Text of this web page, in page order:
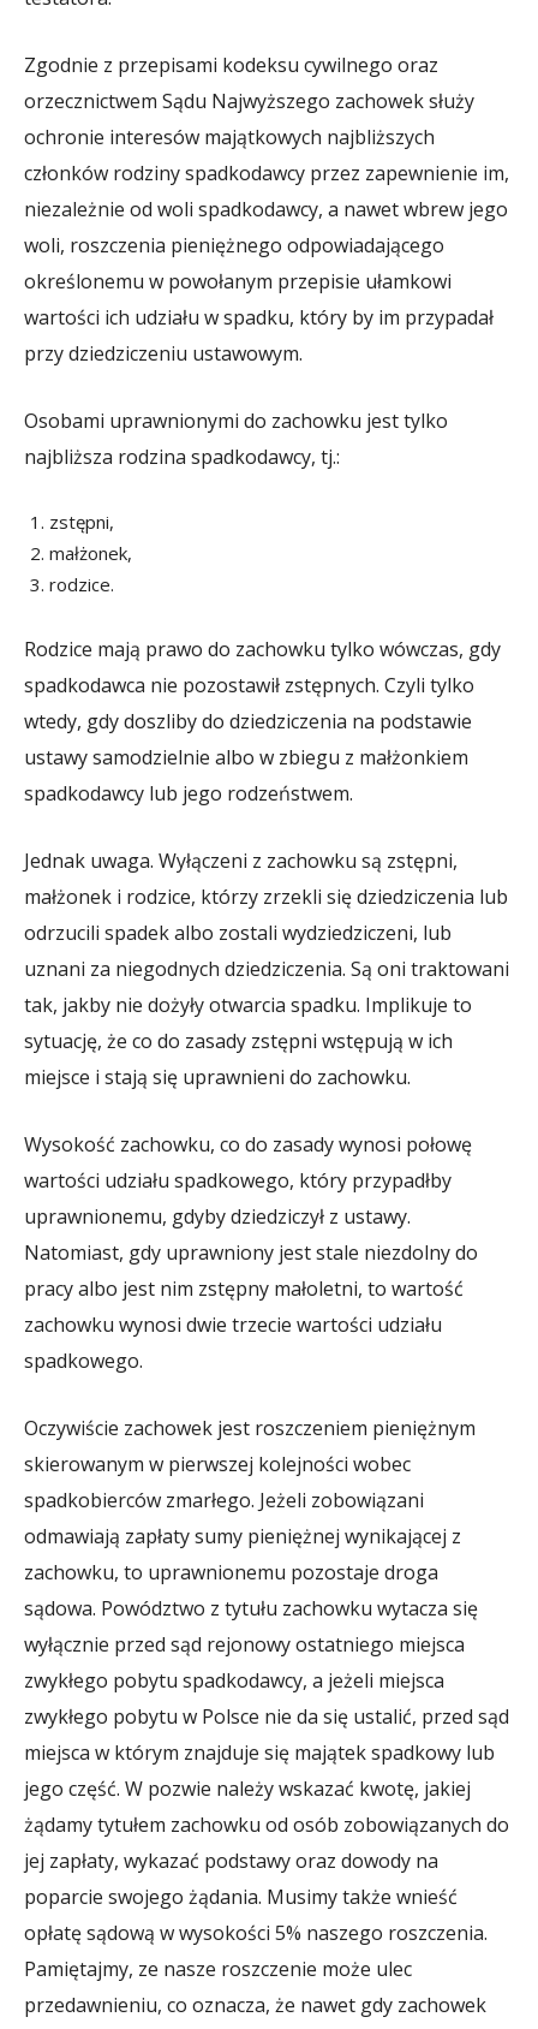
Zgodnie z przepisami kodeksu cywilnego oraz
orzecznictwem Sądu Najwyższego zachowek służy
ochronie interesów majątkowych najbliższych
członków rodziny spadkodawcy przez zapewnienie im,
niezależnie od woli spadkodawcy, a nawet wbrew jego
woli, roszczenia pieniężnego odpowiadającego
określonemu w powołanym przepisie ułamkowi
wartości ich udziału w spadku, który by im przypadał
przy dziedziczeniu ustawowym.
Osobami uprawnionymi do zachowku jest tylko
najbliższa rodzina spadkodawcy, tj.:
zstępni,
małżonek,
rodzice.
Rodzice mają prawo do zachowku tylko wówczas, gdy
spadkodawca nie pozostawił zstępnych. Czyli tylko
wtedy, gdy doszliby do dziedziczenia na podstawie
ustawy samodzielnie albo w zbiegu z małżonkiem
spadkodawcy lub jego rodzeństwem.
Jednak uwaga. Wyłączeni z zachowku są zstępni,
małżonek i rodzice, którzy zrzekli się dziedziczenia lub
odrzucili spadek albo zostali wydziedziczeni, lub
uznani za niegodnych dziedziczenia. Są oni traktowani
tak, jakby nie dożyły otwarcia spadku. Implikuje to
sytuację, że co do zasady zstępni wstępują w ich
miejsce i stają się uprawnieni do zachowku.
Wysokość zachowku, co do zasady wynosi połowę
wartości udziału spadkowego, który przypadłby
uprawnionemu, gdyby dziedziczył z ustawy.
Natomiast, gdy uprawniony jest stale niezdolny do
pracy albo jest nim zstępny małoletni, to wartość
zachowku wynosi dwie trzecie wartości udziału
spadkowego.
Oczywiście zachowek jest roszczeniem pieniężnym
skierowanym w pierwszej kolejności wobec
spadkobierców zmarłego. Jeżeli zobowiązani
odmawiają zapłaty sumy pieniężnej wynikającej z
zachowku, to uprawnionemu pozostaje droga
sądowa. Powództwo z tytułu zachowku wytacza się
wyłącznie przed sąd rejonowy ostatniego miejsca
zwykłego pobytu spadkodawcy, a jeżeli miejsca
zwykłego pobytu w Polsce nie da się ustalić, przed sąd
miejsca w którym znajduje się majątek spadkowy lub
jego część. W pozwie należy wskazać kwotę, jakiej
żądamy tytułem zachowku od osób zobowiązanych do
jej zapłaty, wykazać podstawy oraz dowody na
poparcie swojego żądania. Musimy także wnieść
opłatę sądową w wysokości 5% naszego roszczenia.
Pamiętajmy, ze nasze roszczenie może ulec
przedawnieniu, co oznacza, że nawet gdy zachowek